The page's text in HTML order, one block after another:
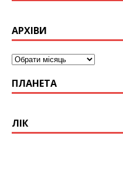
АРХІВИ
ПЛАНЕТА
ЛІК